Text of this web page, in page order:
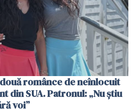
românce de neînlocuit
din SUA. Patronul: „Nu știu
voi”